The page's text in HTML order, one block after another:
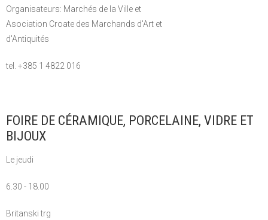
Organisateurs: Marchés de la Ville et
Asociation Croate des Marchands d'Art et
d'Antiquités
tel. +385 1 4822 016
FOIRE DE CÉRAMIQUE, PORCELAINE, VIDRE ET
BIJOUX
Le jeudi
6.30 - 18.00
Britanski trg